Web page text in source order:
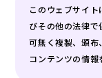
このウェブサイ
びその他の法律で
可無く複製、頒布
コンテンツの情報